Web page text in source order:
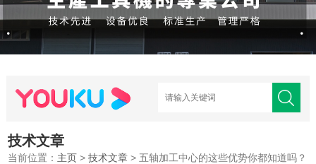
技术文章
当前位置： 主页 >技术文章 > 五轴加工中心的这些优势你都知道吗？